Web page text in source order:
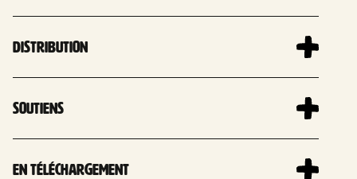
Distribution
Soutiens
En téléchargement